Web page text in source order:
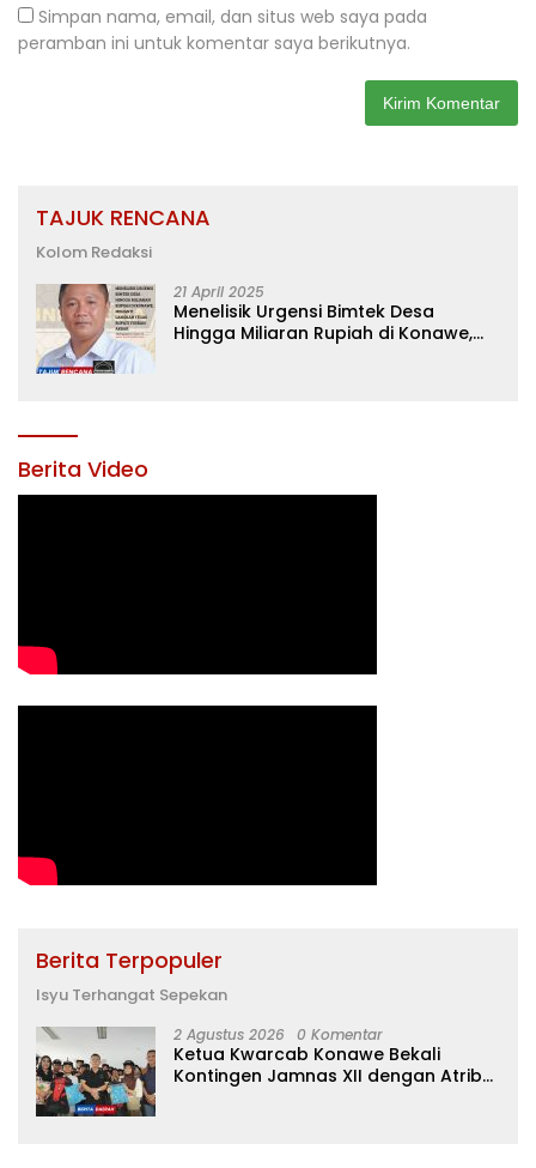
Simpan nama, email, dan situs web saya pada
peramban ini untuk komentar saya berikutnya.
TAJUK RENCANA
Kolom Redaksi
21 April 2025
Menelisik Urgensi Bimtek Desa
Hingga Miliaran Rupiah di Konawe,
Berita Video
Berita Terpopuler
Isyu Terhangat Sepekan
2 Agustus 2026 0 Komentar
Ketua Kwarcab Konawe Bekali
Kontingen Jamnas XII dengan Atribut